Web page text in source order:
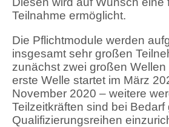
Teilnahme ermöglicht.
Die Pflichtmodule werden
insgesamt sehr großen
zunächst zwei großen
erste Welle startet im März
November 2020 – weitere
Teilzeitkräften sind bei Bedarf
Qualifizierungsreihen